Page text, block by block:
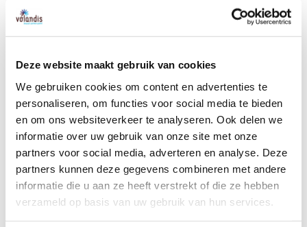
Deze website maakt gebruik van cookies
We gebruiken cookies om content en advertenties te
personaliseren, om functies voor social media te bieden
en om ons websiteverkeer te analyseren. Ook delen we
informatie over uw gebruik van onze site met onze
partners voor social media, adverteren en analyse. Deze
partners kunnen deze gegevens combineren met andere
informatie die u aan ze heeft verstrekt of die ze hebben
verzameld op basis van uw gebruik van hun services.